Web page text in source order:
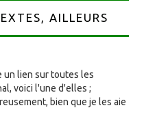
AILLEURS
un lien sur toutes les
voici l'une d'elles ;
bien que je les aie